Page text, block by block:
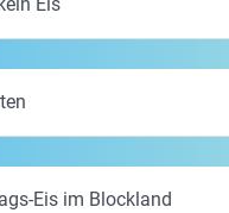
Eis im Blockland